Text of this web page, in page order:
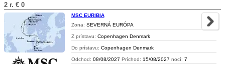
2 r. € 0
MSC EURIBIA
Zona: SEVERNÁ EURÓPA
Z prístavu: Copenhagen Denmark
Do prístavu: Copenhagen Denmark
Odchod: 08/08/2027 Príchod: 15/08/2027 nocí: 7